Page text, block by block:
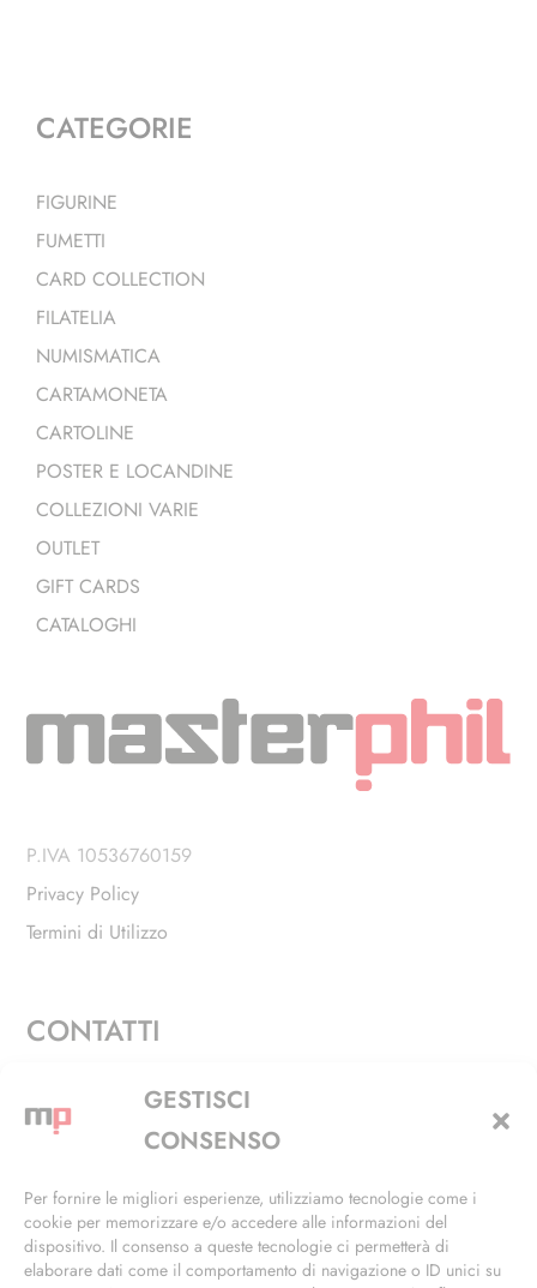
GESTISCI
CONSENSO
Per fornire le migliori esperienze, utilizziamo tecnologie come i
cookie per memorizzare e/o accedere alle informazioni del
dispositivo. Il consenso a queste tecnologie ci permetterà di
elaborare dati come il comportamento di navigazione o ID unici su
CATEGORIE
FIGURINE
FUMETTI
CARD COLLECTION
FILATELIA
NUMISMATICA
CARTAMONETA
CARTOLINE
POSTER E LOCANDINE
COLLEZIONI VARIE
OUTLET
GIFT CARDS
CATALOGHI
P.IVA 10536760159
Privacy Policy
Termini di Utilizzo
CONTATTI
Via Alfieri, 27 - Trezzano Sul Naviglio (MI)
+39 02 4846 3155
info@masterphil.it